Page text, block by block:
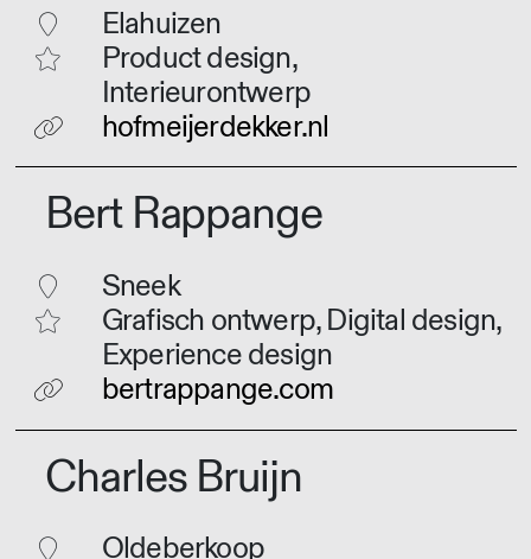
Elahuizen
Product design,
Interieurontwerp
hofmeijerdekker.nl
Bert Rappange
Sneek
Grafisch ontwerp, Digital design,
Experience design
bertrappange.com
Charles Bruijn
Oldeberkoop